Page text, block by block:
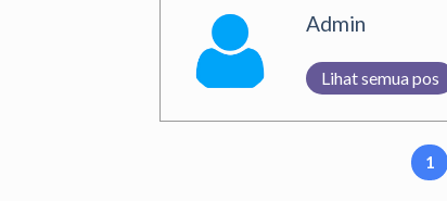
Admin
Lihat semua pos
1